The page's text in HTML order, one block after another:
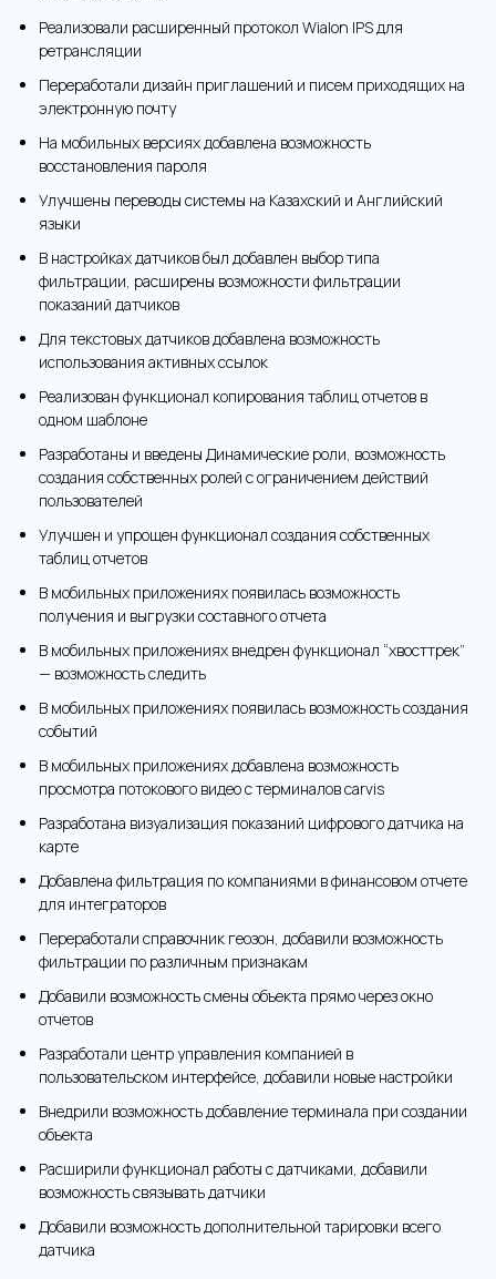
Реализовали расширенный протокол Wialon IPS для
ретрансляции
Переработали дизайн приглашений и писем приходящих на
электронную почту
На мобильных версиях добавлена возможность
восстановления пароля
Улучшены переводы системы на Казахский и Английский
языки
В настройках датчиков был добавлен выбор типа
фильтрации, расширены возможности фильтрации
показаний датчиков
Для текстовых датчиков добавлена возможность
использования активных ссылок
Реализован функционал копирования таблиц отчетов в
одном шаблоне
Разработаны и введены Динамические роли, возможность
создания собственных ролей с ограничением действий
пользователей
Улучшен и упрощен функционал создания собственных
таблиц отчетов
В мобильных приложениях появилась возможность
получения и выгрузки составного отчета
В мобильных приложениях внедрен функционал “хвосттрек”
— возможность следить
В мобильных приложениях появилась возможность создания
событий
В мобильных приложениях добавлена возможность
просмотра потокового видео с терминалов carvis
Разработана визуализация показаний цифрового датчика на
карте
Добавлена фильтрация по компаниями в финансовом отчете
для интеграторов
Переработали справочник геозон, добавили возможность
фильтрации по различным признакам
Добавили возможность смены объекта прямо через окно
отчетов
Разработали центр управления компанией в
пользовательском интерфейсе, добавили новые настройки
Внедрили возможность добавление терминала при создании
объекта
Расширили функционал работы с датчиками, добавили
возможность связывать датчики
Добавили возможность дополнительной тарировки всего
датчика